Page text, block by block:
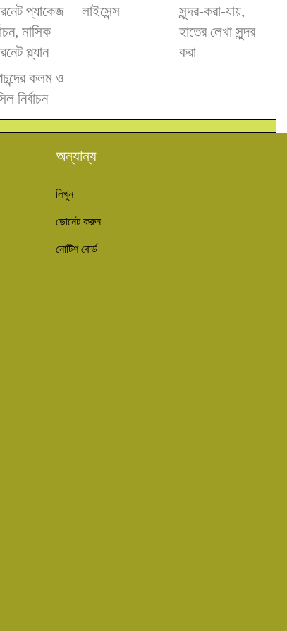
অন্যান্য
লিখুন
ডোনেট করুন
নোটিশ বোর্ড